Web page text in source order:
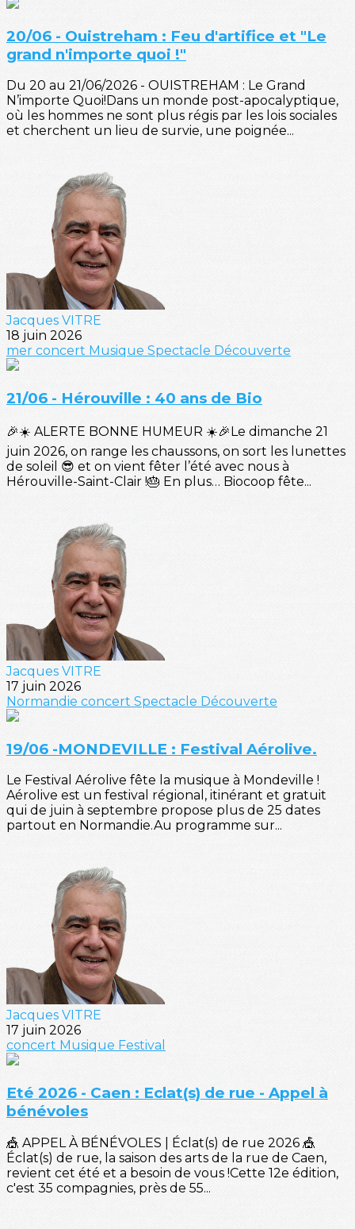
20/06 - Ouistreham : Feu d'artifice et "Le
grand n'importe quoi !"
Du 20 au 21/06/2026 - OUISTREHAM : Le Grand
N’importe Quoi!Dans un monde post-apocalyptique,
où les hommes ne sont plus régis par les lois sociales
et cherchent un lieu de survie, une poignée...
Jacques VITRE
18 juin 2026
mer concert Musique Spectacle Découverte
21/06 - Hérouville : 40 ans de Bio
🎉☀️ ALERTE BONNE HUMEUR ☀️🎉Le dimanche 21
juin 2026, on range les chaussons, on sort les lunettes
de soleil 😎 et on vient fêter l’été avec nous à
Hérouville-Saint-Clair !🎂 En plus… Biocoop fête...
Jacques VITRE
17 juin 2026
Normandie concert Spectacle Découverte
19/06 -MONDEVILLE : Festival Aérolive.
Le Festival Aérolive fête la musique à Mondeville !
Aérolive est un festival régional, itinérant et gratuit
qui de juin à septembre propose plus de 25 dates
partout en Normandie.Au programme sur...
Jacques VITRE
17 juin 2026
concert Musique Festival
Eté 2026 - Caen : Eclat(s) de rue - Appel à
bénévoles
🎪 APPEL À BÉNÉVOLES | Éclat(s) de rue 2026 🎪
Éclat(s) de rue, la saison des arts de la rue de Caen,
revient cet été et a besoin de vous !Cette 12e édition,
c'est 35 compagnies, près de 55...